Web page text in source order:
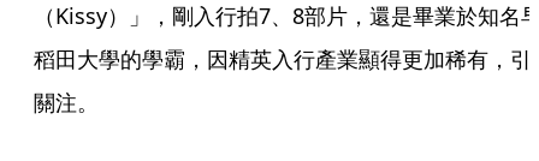
（Kissy）」，剛入行拍7、8部片，還是畢業於知名
稻田大學的學霸，因精英入行產業顯得更加稀有，引
關注。